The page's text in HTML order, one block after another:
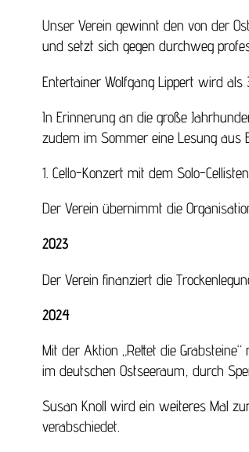
Unser Verein gewinnt den von der
und setzt sich gegen durchweg
Entertainer Wolfgang Lippert wird als
In Erinnerung an die große
zudem im Sommer eine Lesung aus
1. Cello-Konzert mit dem Solo-
Der Verein übernimmt die
2023
Der Verein finanziert die
2024
Mit der Aktion „Rettet die
im deutschen Ostseeraum, durch
Susan Knoll wird ein weiteres Mal
verabschiedet.